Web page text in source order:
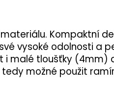
Kompaktní
vysoké odolnosti a
i malé tloušťky
možné použit